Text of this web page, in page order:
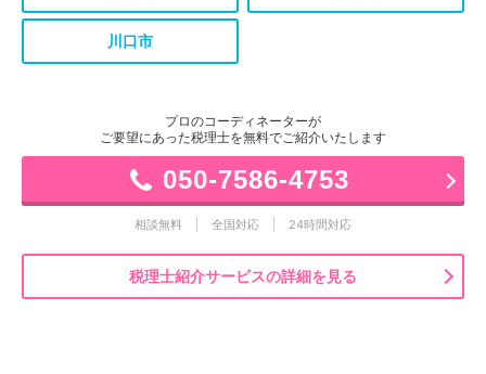
川口市
プロのコーディネーターが
ご要望にあった税理士を無料でご紹介いたします
050-7586-4753
相談無料 全国対応 24時間対応
税理士紹介サービスの詳細を見る